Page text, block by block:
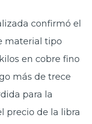
confirmó el
material tipo
en cobre fino
más de trece
para la
precio de la libra